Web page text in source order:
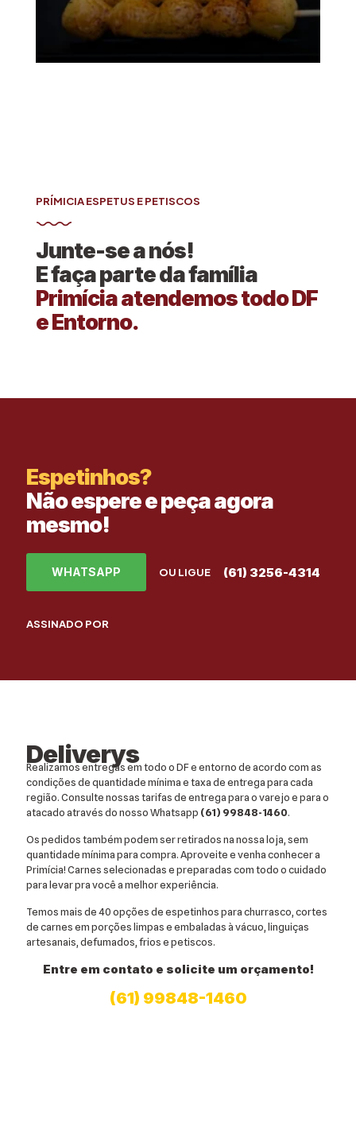
PRÍMICIA ESPETUS E PETISCOS
Junte-se a nós!
E faça parte da família
Primícia atendemos todo DF
e Entorno.
Espetinhos?
Não espere e peça agora
mesmo!
WHATSAPP OU LIGUE (61) 3256-4314
ASSINADO POR
Deliverys
Realizamos entregas em todo o DF e entorno de acordo com as
condições de quantidade mínima e taxa de entrega para cada
região. Consulte nossas tarifas de entrega para o varejo e para o
atacado através do nosso Whatsapp (61) 99848-1460.
Os pedidos também podem ser retirados na nossa loja, sem
quantidade mínima para compra. Aproveite e venha conhecer a
Primícia! Carnes selecionadas e preparadas com todo o cuidado
para levar pra você a melhor experiência.
Temos mais de 40 opções de espetinhos para churrasco, cortes
de carnes em porções limpas e embaladas à vácuo, linguiças
artesanais, defumados, frios e petiscos.
Entre em contato e solicite um orçamento!
(61) 99848-1460